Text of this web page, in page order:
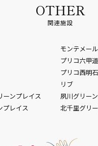
OTHER
関連施設
モンテメール
プリコ六甲道
プリコ西明石
リブ
ーンプレイス
夙川グリー
プレイス
北千里グリ